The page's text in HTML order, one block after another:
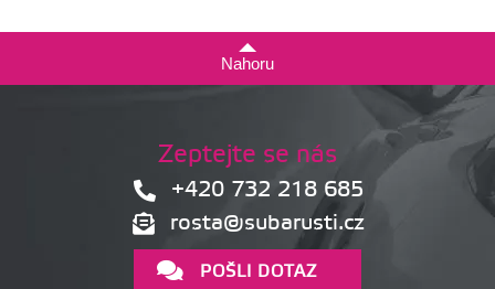
Nahoru
Zeptejte se nás
+420 732 218 685
rosta@subarusti.cz
POŠLI DOTAZ